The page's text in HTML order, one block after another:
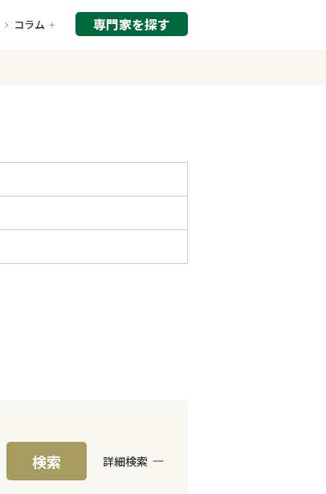
コラム 専門家を探す
検索 詳細検索